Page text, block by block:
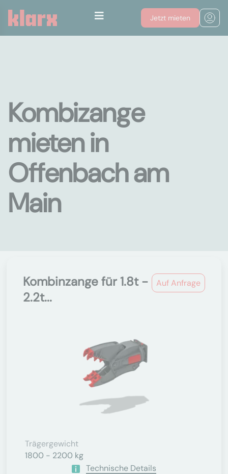
Jetzt mieten
Kombizange
mieten in
Offenbach am
Main
Auf Anfrage
Kombinzange für 1.8t -
2.2t...
Trägergewicht
1800 - 2200 kg
Technische Details